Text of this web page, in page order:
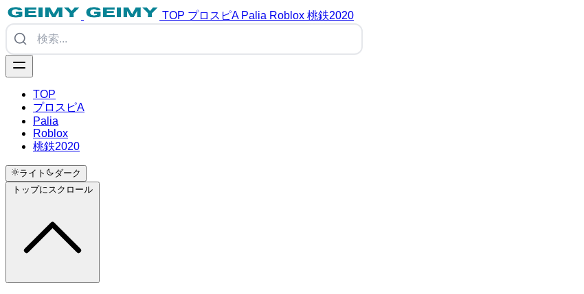
TOP プロスピA Palia Roblox 桃鉄2020
TOP
プロスピA
Palia
Roblox
桃鉄2020
ライト
ダーク
トップにスクロール